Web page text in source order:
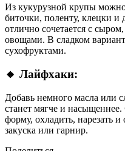
Из кукурузной крупы
биточки, поленту, клецки
отлично сочетается с
овощами. В сладком
сухофруктами.
🔸 Лайфхаки:
Добавь немного масла или
станет мягче и
форму, охладить, нарезать
закуска или гарнир.